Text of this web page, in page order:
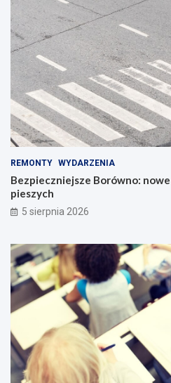
REMONTY WYDARZENIA
Bezpieczniejsze Borówno:
pieszych
5 sierpnia 2026